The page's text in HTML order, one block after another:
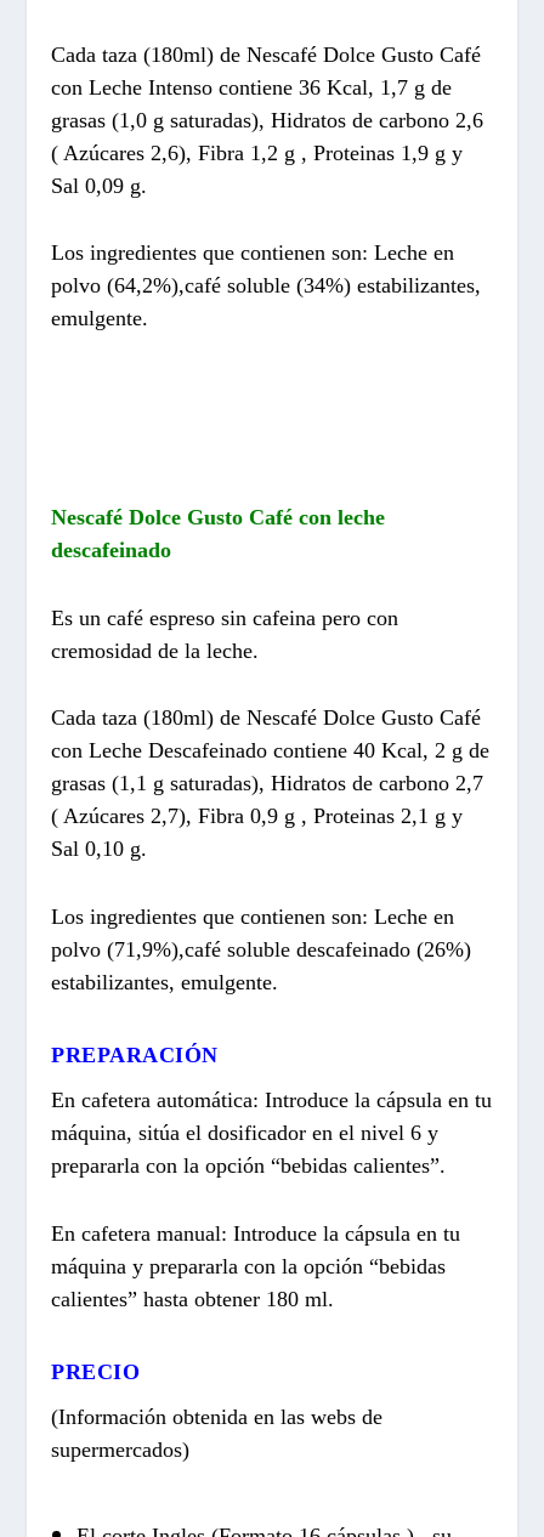
Cada taza (180ml) de Nescafé Dolce Gusto Café
con Leche Intenso contiene 36 Kcal, 1,7 g de
grasas (1,0 g saturadas), Hidratos de carbono 2,6
( Azúcares 2,6), Fibra 1,2 g , Proteinas 1,9 g y
Sal 0,09 g.
Los ingredientes que contienen son: Leche en
polvo (64,2%),café soluble (34%) estabilizantes,
emulgente.
Nescafé Dolce Gusto Café con leche
descafeinado
Es un café espreso sin cafeina pero con
cremosidad de la leche.
Cada taza (180ml) de Nescafé Dolce Gusto Café
con Leche Descafeinado contiene 40 Kcal, 2 g de
grasas (1,1 g saturadas), Hidratos de carbono 2,7
( Azúcares 2,7), Fibra 0,9 g , Proteinas 2,1 g y
Sal 0,10 g.
Los ingredientes que contienen son: Leche en
polvo (71,9%),café soluble descafeinado (26%)
estabilizantes, emulgente.
PREPARACIÓN
En cafetera automática: Introduce la cápsula en tu
máquina, sitúa el dosificador en el nivel 6 y
prepararla con la opción “bebidas calientes”.
En cafetera manual: Introduce la cápsula en tu
máquina y prepararla con la opción “bebidas
calientes” hasta obtener 180 ml.
PRECIO
(Información obtenida en las webs de
supermercados)